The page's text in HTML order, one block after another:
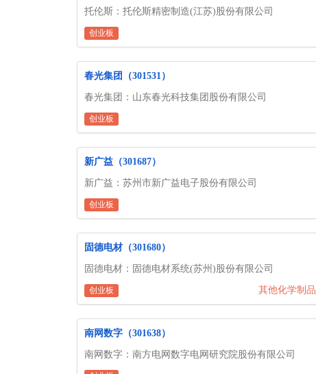
托伦斯：托伦斯精密制造(江苏)股份有限公司
创业板
春光集团（301531）
春光集团：山东春光科技集团股份有限公司
创业板
新广益（301687）
新广益：苏州市新广益电子股份有限公司
创业板
固德电材（301680）
固德电材：固德电材系统(苏州)股份有限公司
创业板 其他化学制品
南网数字（301638）
南网数字：南方电网数字电网研究院股份有限公司